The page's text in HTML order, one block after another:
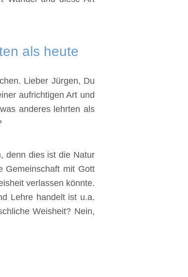
als heute
Lieber Jürgen, Du
aufrichtigen Art und
anderes lehrten als
denn dies ist die Natur
Gemeinschaft mit Gott
verlassen könnte.
Lehre handelt ist u.a.
Weisheit? Nein,